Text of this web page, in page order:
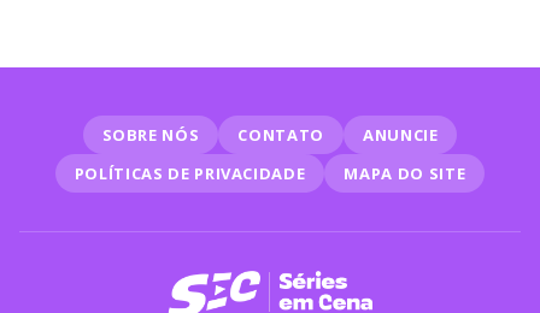
SOBRE NÓS CONTATO
ANUNCIE
POLÍTICAS DE PRIVACIDADE
MAPA DO SITE